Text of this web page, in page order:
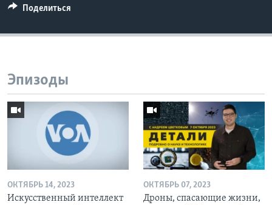
Поделиться
Эпизоды
ОКТЯБРЬ 14, 2023
Искусственный интеллект
ОКТЯБРЬ 07, 2023
Дроны, спасающие жизни,